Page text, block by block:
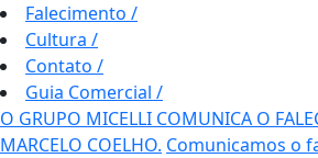
Falecimento /
Cultura /
Contato /
Guia Comercial /
O GRUPO MICELLI COMUNICA O
MARCELO COELHO. Comunicamos o